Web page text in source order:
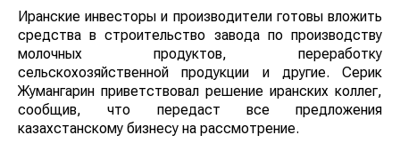
Иранские инвесторы и производители готовы вложить
средства в строительство завода по производству
молочных продуктов, переработку
сельскохозяйственной продукции и другие. Серик
Жумангарин приветствовал решение иранских коллег,
сообщив, что передаст все предложения
казахстанскому бизнесу на рассмотрение.